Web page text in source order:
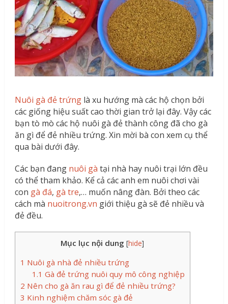
Nuôi gà đẻ trứnglà xu hướng mà các hộ chọn bởi
các giống hiệu suất cao thời gian trở lại đây. Vậy các
bạn tò mò các hộ nuôi gà đẻ thành công đã cho gà
ăn gì để đẻ nhiều trứng. Xin mời bà con xem cụ thể
qua bài dưới đây.
Các bạn đang nuôi gà tại nhà hay nuôi trại lớn đều
có thể tham khảo. Kể cả các anh em nuôi chơi vài
con gà đá, gà tre,… muốn nâng đàn. Bởi theo các
cách mà nuoitrong.vn giới thiệu gà sẽ đẻ nhiều và
đẻ đều.
Mục lục nội dung [hide]
1 Nuôi gà nhà đẻ nhiều trứng
1.1 Gà đẻ trứng nuôi quy mô công nghiệp
2 Nên cho gà ăn rau gì để đẻ nhiều trứng?
3 Kinh nghiệm chăm sóc gà đẻ